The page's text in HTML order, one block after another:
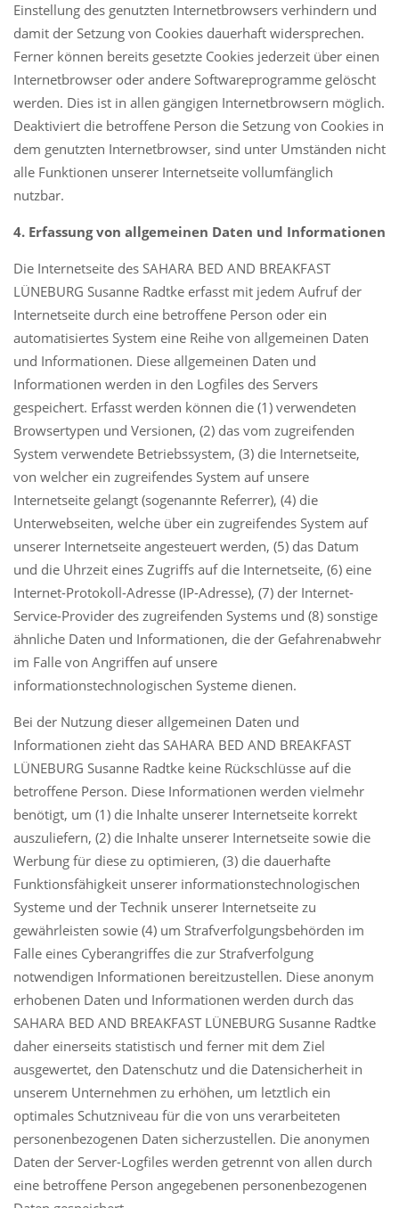
Einstellung des genutzten Internetbrowsers verhindern und
damit der Setzung von Cookies dauerhaft widersprechen.
Ferner können bereits gesetzte Cookies jederzeit über einen
Internetbrowser oder andere Softwareprogramme gelöscht
werden. Dies ist in allen gängigen Internetbrowsern möglich.
Deaktiviert die betroffene Person die Setzung von Cookies in
dem genutzten Internetbrowser, sind unter Umständen nicht
alle Funktionen unserer Internetseite vollumfänglich
nutzbar.
4. Erfassung von allgemeinen Daten und Informationen
Die Internetseite des SAHARA BED AND BREAKFAST
LÜNEBURG Susanne Radtke erfasst mit jedem Aufruf der
Internetseite durch eine betroffene Person oder ein
automatisiertes System eine Reihe von allgemeinen Daten
und Informationen. Diese allgemeinen Daten und
Informationen werden in den Logfiles des Servers
gespeichert. Erfasst werden können die (1) verwendeten
Browsertypen und Versionen, (2) das vom zugreifenden
System verwendete Betriebssystem, (3) die Internetseite,
von welcher ein zugreifendes System auf unsere
Internetseite gelangt (sogenannte Referrer), (4) die
Unterwebseiten, welche über ein zugreifendes System auf
unserer Internetseite angesteuert werden, (5) das Datum
und die Uhrzeit eines Zugriffs auf die Internetseite, (6) eine
Internet-Protokoll-Adresse (IP-Adresse), (7) der Internet-
Service-Provider des zugreifenden Systems und (8) sonstige
ähnliche Daten und Informationen, die der Gefahrenabwehr
im Falle von Angriffen auf unsere
informationstechnologischen Systeme dienen.
Bei der Nutzung dieser allgemeinen Daten und
Informationen zieht das SAHARA BED AND BREAKFAST
LÜNEBURG Susanne Radtke keine Rückschlüsse auf die
betroffene Person. Diese Informationen werden vielmehr
benötigt, um (1) die Inhalte unserer Internetseite korrekt
auszuliefern, (2) die Inhalte unserer Internetseite sowie die
Werbung für diese zu optimieren, (3) die dauerhafte
Funktionsfähigkeit unserer informationstechnologischen
Systeme und der Technik unserer Internetseite zu
gewährleisten sowie (4) um Strafverfolgungsbehörden im
Falle eines Cyberangriffes die zur Strafverfolgung
notwendigen Informationen bereitzustellen. Diese anonym
erhobenen Daten und Informationen werden durch das
SAHARA BED AND BREAKFAST LÜNEBURG Susanne Radtke
daher einerseits statistisch und ferner mit dem Ziel
ausgewertet, den Datenschutz und die Datensicherheit in
unserem Unternehmen zu erhöhen, um letztlich ein
optimales Schutzniveau für die von uns verarbeiteten
personenbezogenen Daten sicherzustellen. Die anonymen
Daten der Server-Logfiles werden getrennt von allen durch
eine betroffene Person angegebenen personenbezogenen